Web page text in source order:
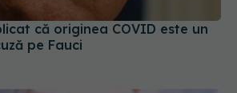
că originea COVID este un
pe Fauci